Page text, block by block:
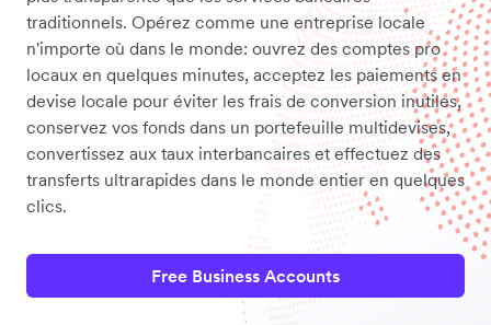
traditionnels. Opérez comme une entreprise locale
n'importe où dans le monde: ouvrez des comptes pro
locaux en quelques minutes, acceptez les paiements en
devise locale pour éviter les frais de conversion inutiles,
conservez vos fonds dans un portefeuille multidevises,
convertissez aux taux interbancaires et effectuez des
transferts ultrarapides dans le monde entier en quelques
clics.
Free Business Accounts